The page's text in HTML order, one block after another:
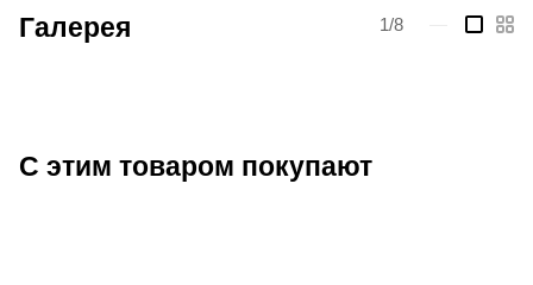
Галерея 1/8
С этим товаром покупают